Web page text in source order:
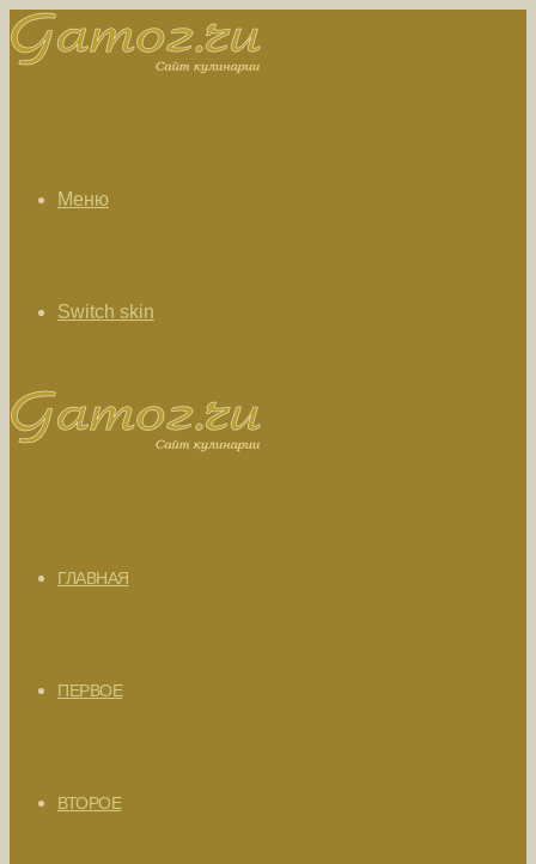
Меню
Switch skin
ГЛАВНАЯ
ПЕРВОЕ
ВТОРОЕ